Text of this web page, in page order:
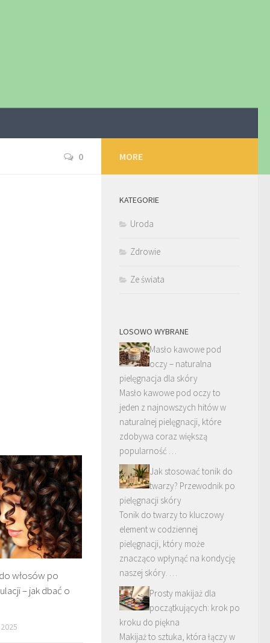
0
włosów po
– jak dbać o
MORE
KATEGORIE
Uroda
Zdrowie
Ze świata
LOSOWO WYBRANE
Masło kawowe pod
oczy – naturalna
pielęgnacja dla skóry
Masło kawowe pod oczy to
jeden z najnowszych hitów w
naturalnej pielęgnacji, które
zdobywa coraz większą
popularność …
Jak stosować tonik do
twarzy? Przewodnik po
pielęgnacji skóry
Tonik do twarzy to kluczowy
element w codziennej
pielęgnacji, który może
znacząco wpłynąć na kondycję
naszej skóry. …
Prosty makijaż dla
początkujących: krok po
kroku do piękna
Makijaż to sztuka, która łączy w